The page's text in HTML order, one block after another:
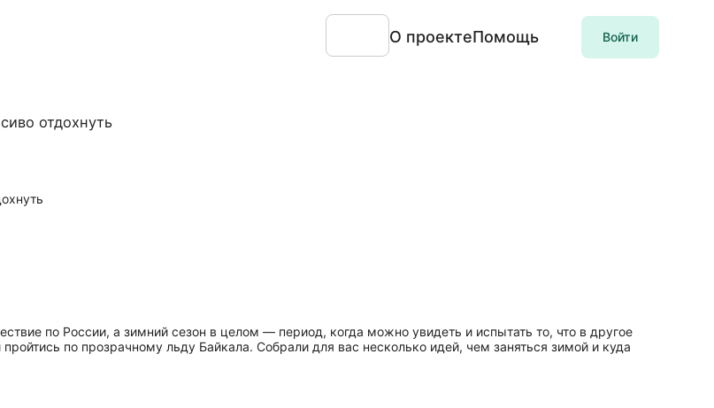
О проектеПомощь Войти
отдохнуть
по России, а зимний сезон в целом — период, когда можно увидеть и испытать то, что в другое
по прозрачному льду Байкала. Собрали для вас несколько идей, чем заняться зимой и куда